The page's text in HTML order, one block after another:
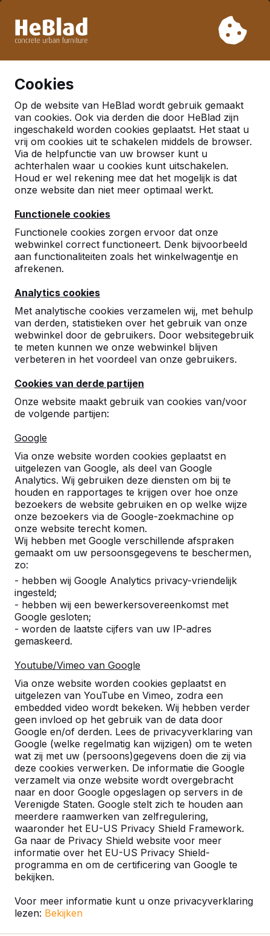
week 33. Houdt u daarom rekening met langere levertijden.
Cookies
Op de website van HeBlad wordt gebruik gemaakt
van cookies. Ook via derden die door HeBlad zijn
ingeschakeld worden cookies geplaatst. Het staat u
vrij om cookies uit te schakelen middels de browser.
Via de helpfunctie van uw browser kunt u
achterhalen waar u cookies kunt uitschakelen.
Houd er wel rekening mee dat het mogelijk is dat
onze website dan niet meer optimaal werkt.
Functionele cookies
Functionele cookies zorgen ervoor dat onze
webwinkel correct functioneert. Denk bijvoorbeeld
aan functionaliteiten zoals het winkelwagentje en
afrekenen.
Analytics cookies
Met analytische cookies verzamelen wij, met behulp
van derden, statistieken over het gebruik van onze
webwinkel door de gebruikers. Door websitegebruik
te meten kunnen we onze webwinkel blijven
verbeteren in het voordeel van onze gebruikers.
Cookies van derde partijen
Onze website maakt gebruik van cookies van/voor
de volgende partijen:
Google
Via onze website worden cookies geplaatst en
uitgelezen van Google, als deel van Google
Analytics. Wij gebruiken deze diensten om bij te
houden en rapportages te krijgen over hoe onze
bezoekers de website gebruiken en op welke wijze
onze bezoekers via de Google-zoekmachine op
onze website terecht komen.
Wij hebben met Google verschillende afspraken
gemaakt om uw persoonsgegevens te beschermen,
zo:
- hebben wij Google Analytics privacy-vriendelijk
ingesteld;
- hebben wij een bewerkersovereenkomst met
Google gesloten;
- worden de laatste cijfers van uw IP-adres
gemaskeerd.
Youtube/Vimeo van Google
Via onze website worden cookies geplaatst en
uitgelezen van YouTube en Vimeo, zodra een
embedded video wordt bekeken. Wij hebben verder
geen invloed op het gebruik van de data door
Google en/of derden. Lees de privacyverklaring van
Google (welke regelmatig kan wijzigen) om te weten
wat zij met uw (persoons)gegevens doen die zij via
deze cookies verwerken. De informatie die Google
verzamelt via onze website wordt overgebracht
naar en door Google opgeslagen op servers in de
Verenigde Staten. Google stelt zich te houden aan
meerdere raamwerken van zelfregulering,
waaronder het EU-US Privacy Shield Framework.
Ga naar de Privacy Shield website voor meer
informatie over het EU-US Privacy Shield-
programma en om de certificering van Google te
bekijken.
Voor meer informatie kunt u onze privacyverklaring
lezen: Bekijken
Al meer dan 30.000 producten verkocht
Meer
Blauwe tafeltennistafel
op het schoolplein, vereniging of speelveld bij u in de
buurt? Onze tafeltennis tafels zijn uit één stuk
zeer geschikt voor openbare ruimte.
Deze tafels zijn leverbaar in drie verschillende
uitvoeringen. De standaard tafeltennis tafels met
rechte hoeken, afgeronde hoeken of de ronde
tafeltennis tafels. Uiteraard verkopen we deze ook in
de kleuren groen of naturel beton.
HeBlad - Blauwe tafeltennistafels
Productcode
Kleur
Blauw
Klik hier voor meer informatie over al onze
betonnen tafeltennis tafels.